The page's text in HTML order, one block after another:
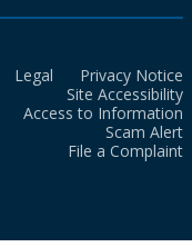
Legal
Privacy Notice
Site Accessibility
Access to Information
Scam Alert
File a Complaint